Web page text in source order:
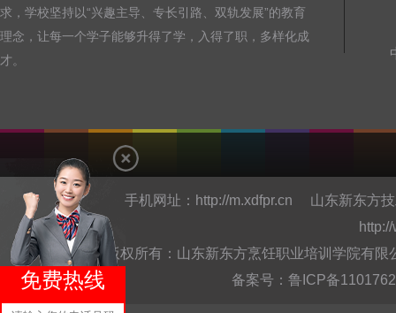
求，学校坚持以“兴趣主导、专长引路、双轨发展”的教育
理念，让每一个学子能够升得了学，入得了职，多样化成
才。
手机网址： http://m.xdfpr.cn 山东新东方技
版权所有：山东新东方烹饪职业培训学院有
备案号： 鲁ICP备
免费热线